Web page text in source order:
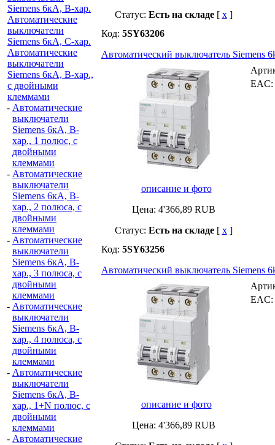
Siemens 6кА, B-хар.
Автоматические
выключатели
Siemens 6кА, С-хар.
Автоматические
выключатели
Siemens 6кА, B-хар.,
с двойными
клеммами
- Автоматические
выключатели
Siemens 6кА, B-
хар., 1 полюс, с
двойными
клеммами
- Автоматические
выключатели
Siemens 6кА, B-
хар., 2 полюса, с
двойными
клеммами
- Автоматические
выключатели
Siemens 6кА, B-
хар., 3 полюса, с
двойными
клеммами
- Автоматические
выключатели
Siemens 6кА, B-
хар., 4 полюса, с
двойными
клеммами
- Автоматические
выключатели
Siemens 6кА, B-
хар., 1+N полюс, с
двойными
клеммами
- Автоматические
Статус: Есть на складе[ x]
Код: 5SY63206
Автоматический выключатель Siemens
описание и фото
Цена: 4'366,89RUB
Статус: Есть на складе[ x]
EAC:
Код: 5SY63256
Автоматический выключатель Siemens
описание и фото
Цена: 4'366,89RUB
EAC: